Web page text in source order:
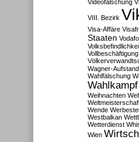
Videofälschung
VIII. Bezirk
Visa-Affäre
Staaten
Vollbeschäftigung
Wagner-Aufstand
Wahlfälschung
Wahlkampf
Weihnachten
Wende
Westbalkan
Wetterdienst
Wien